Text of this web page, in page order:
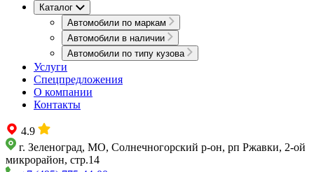
Каталог
Автомобили по маркам
Автомобили в наличии
Автомобили по типу кузова
Услуги
Спецпредложения
О компании
Контакты
4.9
г. Зеленоград, МО, Солнечногорский р-он, рп Ржавки, 2-ой
микрорайон, стр.14